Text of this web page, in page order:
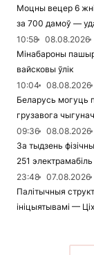
Моцны вецер 6
за 700 дамоў —
10:58
08.08.2026
Мінабароны
вайсковы ўлік
10:04
08.08.2026
Беларусь могуць
грузавога
09:36
08.08.2026
За тыдзень
251 электрамабіль
23:48
07.08.2026
Палітычныя
ініцыятывамі —